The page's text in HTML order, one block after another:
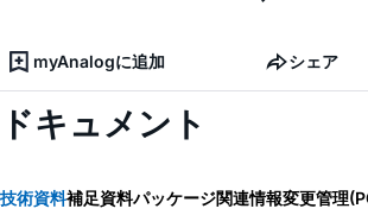
myAnalogに追加 シェア
ドキュメント
技術資料補足資料パッケージ関連情報変更管理